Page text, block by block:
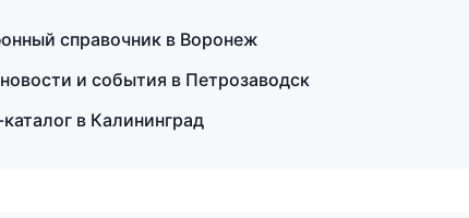
справочник в Воронеж
и события в Петрозаводск
в Калининград